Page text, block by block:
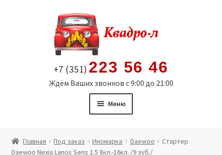
содержимому
+7 (351) 223 56 46
Ждём Ваших звонков с 9:00 до 21:00
Меню
Главная Под заказ Иномарка Daewoo
Стартер
Daewoo Nexia Lanos Sens 1.5 8кл.-16кл. /9 зуб./